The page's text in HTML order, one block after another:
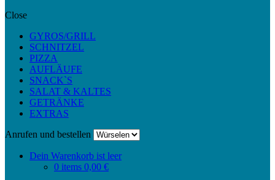
Close
GYROS/GRILL
SCHNITZEL
PIZZA
AUFLÄUFE
SNACK`S
SALAT & KALTES
GETRÄNKE
EXTRAS
Anrufen und bestellen
Dein Warenkorb ist leer
0 items 0,00 €